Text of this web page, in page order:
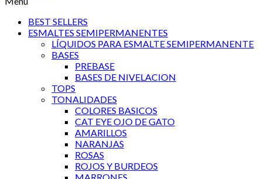
BEST SELLERS
ESMALTES SEMIPERMANENTES
LÍQUIDOS PARA ESMALTE SEMIPERMANENTE
BASES
PREBASE
BASES DE NIVELACION
TOPS
TONALIDADES
COLORES BASICOS
CAT EYE OJO DE GATO
AMARILLOS
NARANJAS
ROSAS
ROJOS Y BURDEOS